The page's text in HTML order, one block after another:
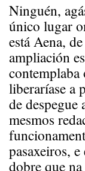
Ninguén,
único lugar
está Aena,
ampliación
liberaríase a
de
mesmos
pasaxeiros,
dobre que